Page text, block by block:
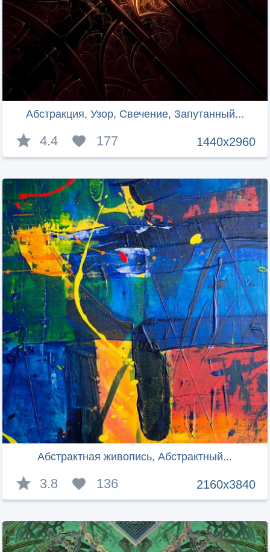
Абстракция, Узор, Свечение, Запутанный...
1440x2960
4.4 177
Абстрактная живопись, Абстрактный...
2160x3840
3.8 136